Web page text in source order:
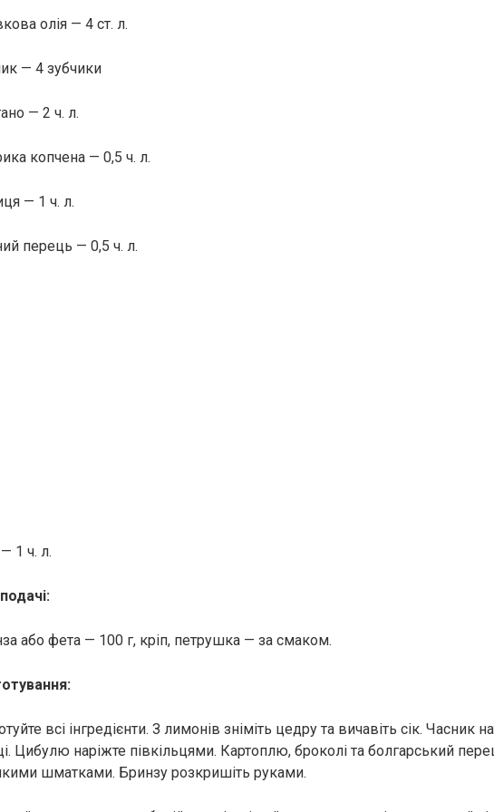
олія — 4 ст. л.
— 4 зубчики
— 2 ч. л.
копчена — 0,5 ч. л.
— 1 ч. л.
перець — 0,5 ч. л.
1 ч. л.
або фета — 100 г, кріп, петрушка — за смаком.
всі інгредієнти. З лимонів зніміть цедру та вичавіть сік. Часник
Цибулю наріжте півкільцями. Картоплю, броколі та болгарський
шматками. Бринзу розкришіть руками.